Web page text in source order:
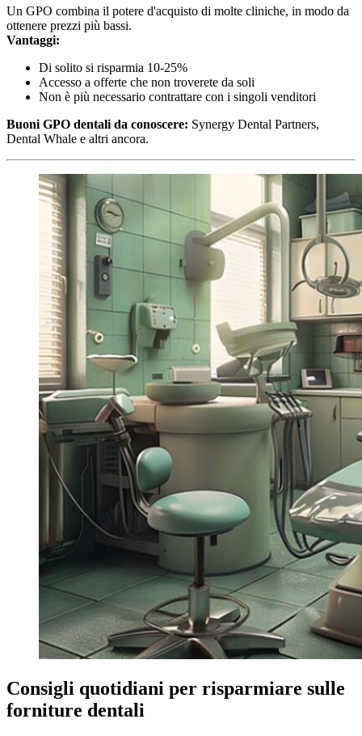
Un GPO combina il potere d'acquisto di molte cliniche, in modo da
ottenere prezzi più bassi.
Vantaggi:
Di solito si risparmia 10-25%
Accesso a offerte che non troverete da soli
Non è più necessario contrattare con i singoli venditori
Buoni GPO dentali da conoscere: Synergy Dental Partners,
Dental Whale e altri ancora.
Consigli quotidiani per risparmiare sulle
forniture dentali